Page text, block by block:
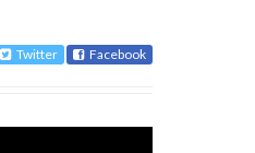
Twitter Facebook